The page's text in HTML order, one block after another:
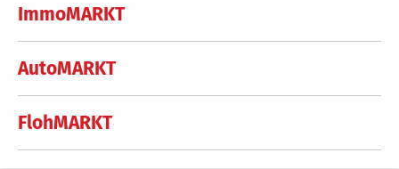
ImmoMARKT
AutoMARKT
FlohMARKT